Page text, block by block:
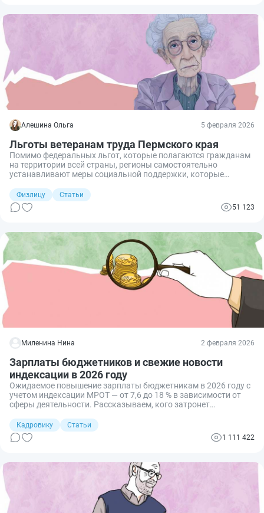
Алешина Ольга 5 февраля 2026
Льготы ветеранам труда Пермского края
Помимо федеральных льгот, которые полагаются гражданам
на территории всей страны, регионы самостоятельно
устанавливают меры социальной поддержки, которые
выплаты положены ветеранам труда в Пермском крае.
Физлицу
Статьи
51 123
Миленина Нина 2 февраля 2026
Зарплаты бюджетников и свежие новости
индексации в 2026 году
Ожидаемое повышение зарплаты бюджетникам в 2026 году с
учетом индексации МРОТ — от 7,6 до 18 % в зависимости от
сферы деятельности. Рассказываем, кого затронет
индексация зарплат бюджетникам.
Кадровику
Статьи
1 111 422